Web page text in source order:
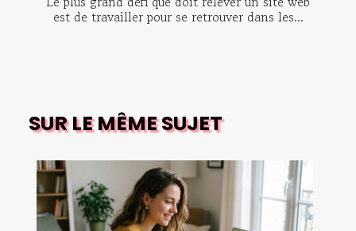
est de travailler pour se retrouver dans les...
SUR LE MÊME SUJET